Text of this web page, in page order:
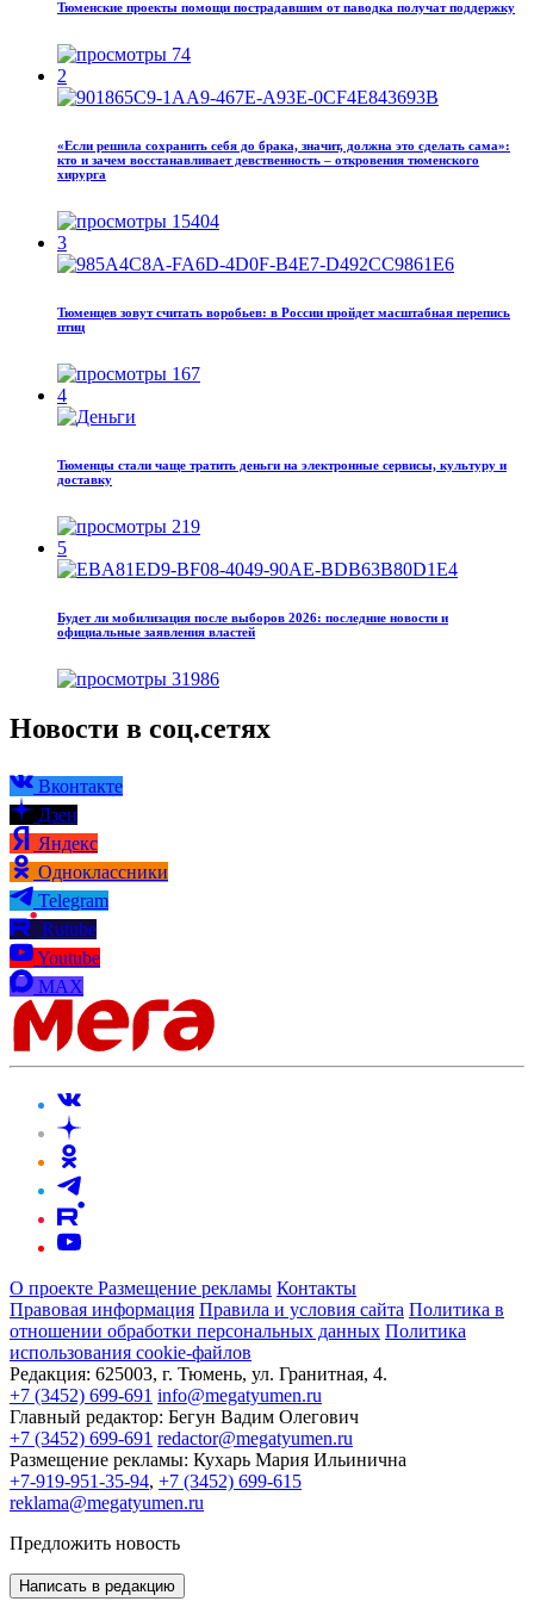
Тюменские проекты помощи пострадавшим от паводка получат поддержку
74
2
«Если решила сохранить себя до брака, значит, должна это сделать сама»:
кто и зачем восстанавливает девственность – откровения тюменского
хирурга
15404
3
Тюменцев зовут считать воробьев: в России пройдет масштабная перепись
птиц
167
4
Тюменцы стали чаще тратить деньги на электронные сервисы, культуру и
доставку
219
5
Будет ли мобилизация после выборов 2026: последние новости и
официальные заявления властей
31986
Новости в соц.сетях
Вконтакте
Дзен
Яндекс
Одноклассники
Telegram
Rutube
Youtube
MAX
О проекте Размещение рекламы Контакты
Правовая информация Правила и условия сайта Политика в
отношении обработки персональных данных Политика
использования cookie-файлов
Редакция: 625003, г. Тюмень, ул. Гранитная, 4.
+7 (3452) 699-691 info@megatyumen.ru
Главный редактор: Бегун Вадим Олегович
+7 (3452) 699-691 redactor@megatyumen.ru
Размещение рекламы: Кухарь Мария Ильинична
+7-919-951-35-94, +7 (3452) 699-615
reklama@megatyumen.ru
Предложить новость
Написать в редакцию